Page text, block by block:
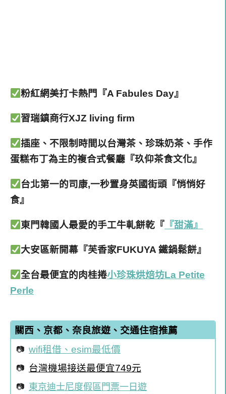
粉紅網美打卡熱門『A Fabules Day』
習瑞鎮商行XJZ living firm
插座、不限制時間以台灣茶、珍珠奶茶、手作
蛋糕布丁為主的複合式餐廳 『玖仰茶食文化』
台北第一的司康,一秒置身英國街頭『悄悄好
食』
東門韓國人最愛的手工牛軋餅乾『 『甜滿』
大安區新開幕『芙香家FUKUYA 鐵鍋鬆餅』
全台最便宜的肉桂捲小珍珠烘焙坊La Petite
Perle
關西、京都、奈良旅遊、交通住宿推薦
wifi租借、esim最低價
台灣機場接送最便宜749元
東京迪士尼度假區門票一日遊